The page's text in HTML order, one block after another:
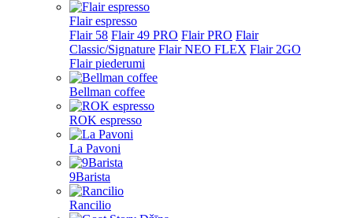
Netherlands
Other country
Poland
Portugal
Romania
Saudi Arabia
Slovak
Slovenia
Flair espresso
Flair 58 Flair 49 PRO Flair PRO Flair
Classic/Signature Flair NEO FLEX Flair 2GO
Flair piederumi
Bellman coffee
ROK espresso
La Pavoni
9Barista
Rancilio